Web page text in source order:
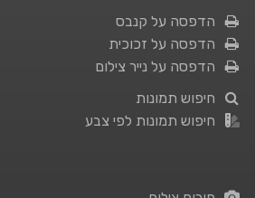
הדפסה על קנבס
הדפסה על זכוכית
הדפסה על נייר צילום
חיפוש תמונות
חיפוש תמונות לפי צבע